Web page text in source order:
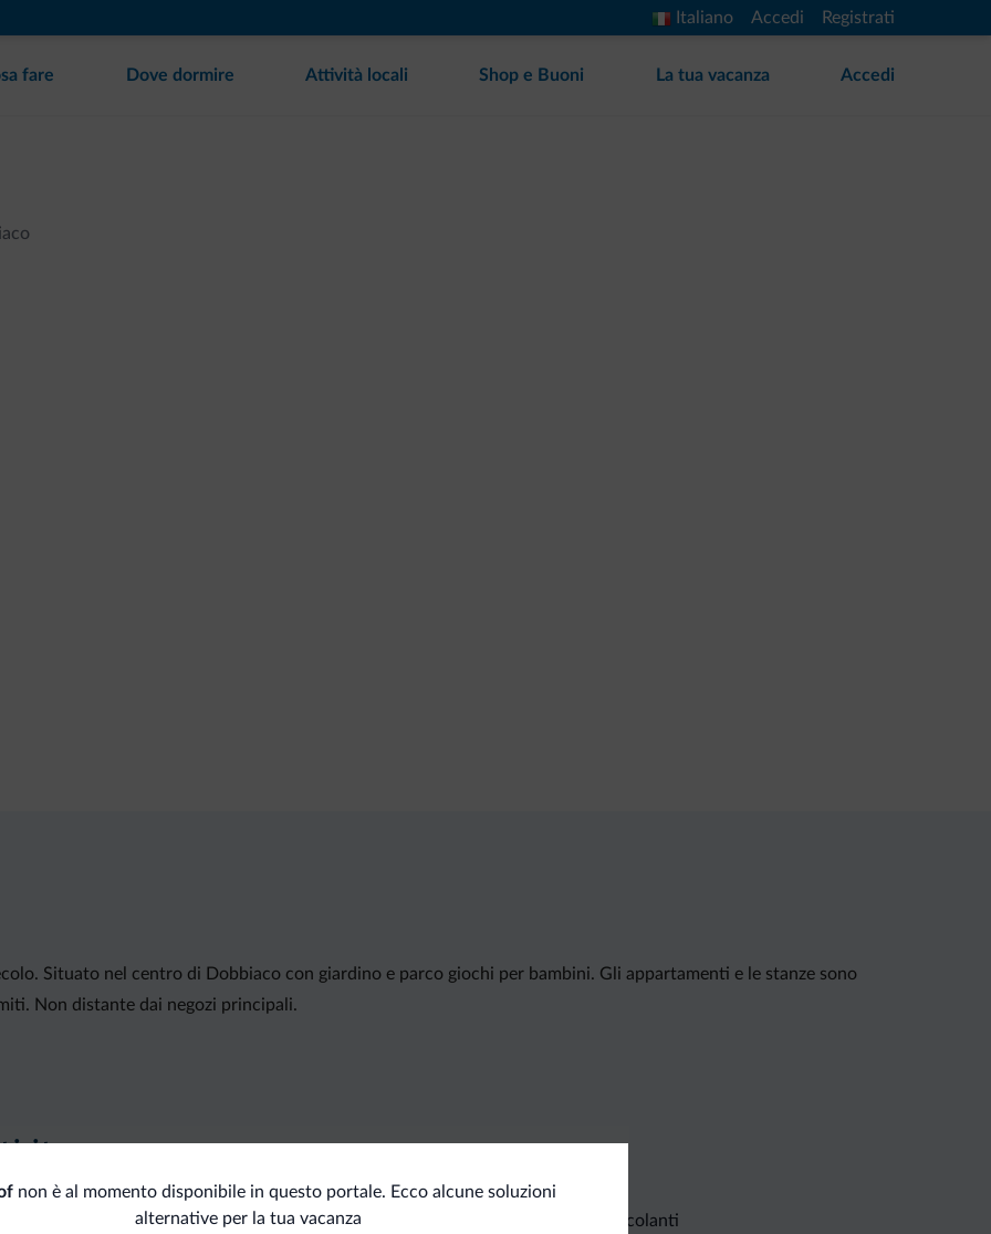
Italiano Accedi Registrati
fare Dove dormire Attività locali Shop e Buoni La tua vacanza Accedi
Situato nel centro di Dobbiaco con giardino e parco giochi per bambini. Gli appartamenti e le stanze sono
Non distante dai negozi principali.
non è al momento disponibile in questo portale. Ecco alcune soluzioni
alternative per la tua vacanza
Tariffe vantaggiose Richieste non vincolanti